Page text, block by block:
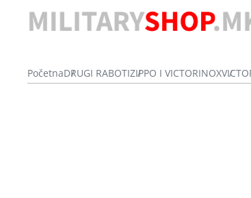
PočetnaDRUGI RABOTIZIPPO I VICTORINOX